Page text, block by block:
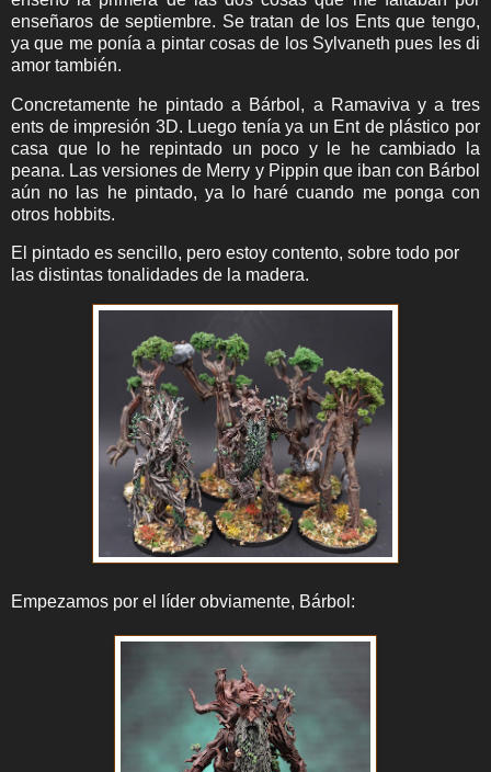
enseñaros de septiembre. Se tratan de los Ents que tengo,
ya que me ponía a pintar cosas de los Sylvaneth pues les di
amor también.
Concretamente he pintado a Bárbol, a Ramaviva y a tres
ents de impresión 3D. Luego tenía ya un Ent de plástico por
casa que lo he repintado un poco y le he cambiado la
peana. Las versiones de Merry y Pippin que iban con Bárbol
aún no las he pintado, ya lo haré cuando me ponga con
otros hobbits.
El pintado es sencillo, pero estoy contento, sobre todo por
las distintas tonalidades de la madera.
Empezamos por el líder obviamente, Bárbol: